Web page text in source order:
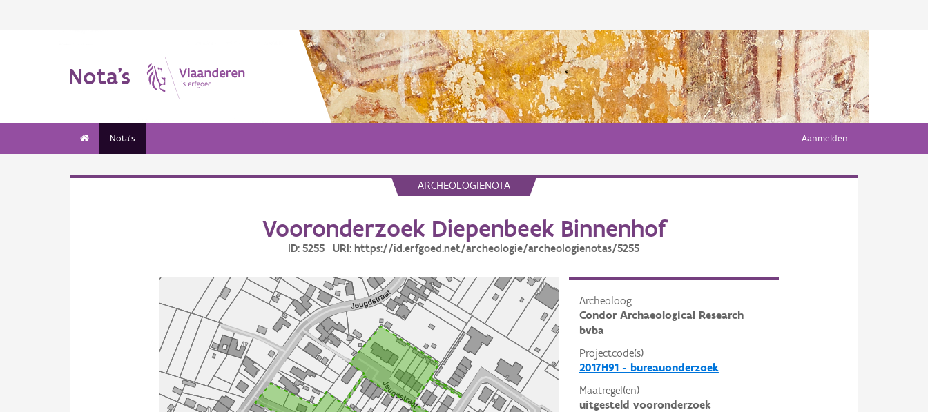
Nota's
Nota's Aanmelden
ARCHEOLOGIENOTA
Vooronderzoek Diepenbeek Binnenhof
ID: 5255 URI: https://id.erfgoed.net/archeologie/archeologienotas/5255
Archeoloog
Condor Archaeological Research
bvba
Projectcode(s)
2017H91 - bureauonderzoek
Maatregel(en)
uitgesteld vooronderzoek